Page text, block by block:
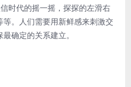
时代的摇一摇，探探的左滑右
。人们需要用新鲜感来刺激交
确定的关系建立。